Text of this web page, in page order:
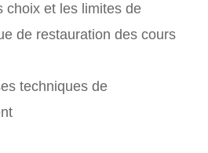
choix et les limites de
de restauration des cours
techniques de